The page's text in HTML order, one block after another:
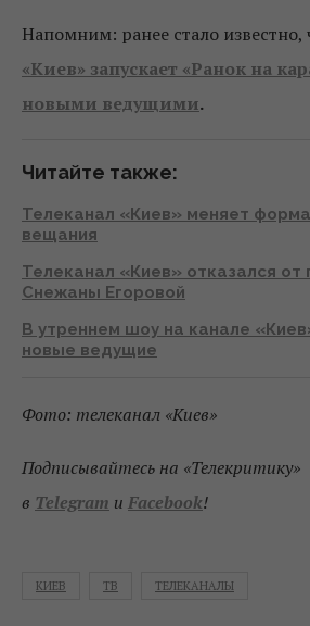
Напомним: ранее стало известно,
«Киев» запускает «Ранок на
новыми ведущими.
Читайте также:
Телеканал «Киев» меняет
вещания
Телеканал «Киев» отказался от
Снежаны Егоровой
В утреннем шоу на канале
новые ведущие
Фото: телеканал «Киев»
Подписывайтесь на «Телекритику»
в Telegram и Facebook!
КИЕВ ТВ ТЕЛЕКАНАЛЫ